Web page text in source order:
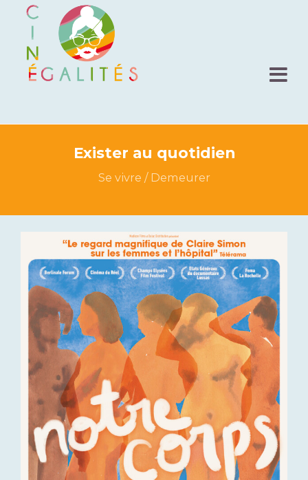
Exister au quotidien
Se vivre / Demeurer